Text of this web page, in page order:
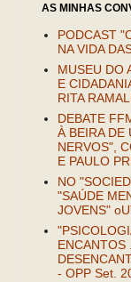
AS MINHAS
PODCAST
NA VIDA
MUSEU DO
E
RITA
DEBATE
À BEIRA DE
NERVOS",
E PAULO
NO
"SAÚDE
JOVENS"
ENCANTOS
- OPP Set.